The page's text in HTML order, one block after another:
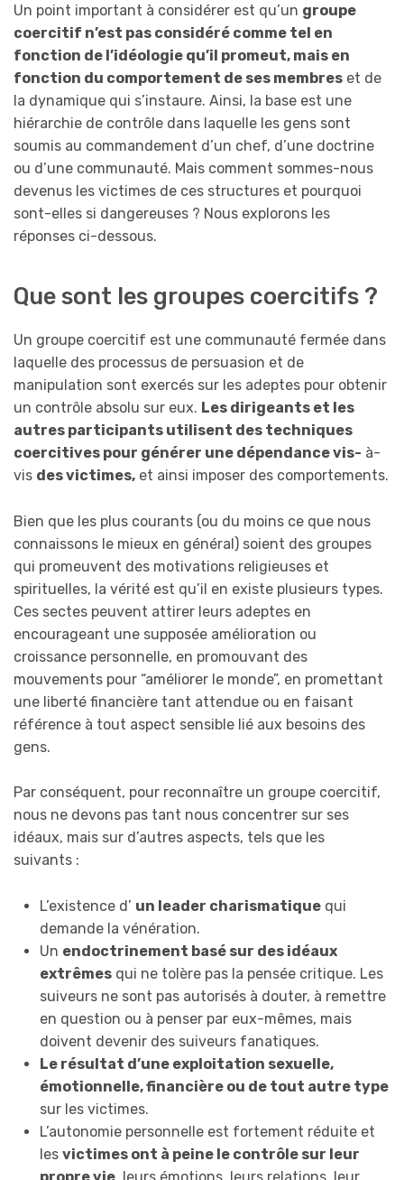
Un point important à considérer est qu’un groupe
coercitif n’est pas considéré comme tel en
fonction de l’idéologie qu’il promeut, mais en
fonction du comportement de ses membres et de
la dynamique qui s’instaure. Ainsi, la base est une
hiérarchie de contrôle dans laquelle les gens sont
soumis au commandement d’un chef, d’une doctrine
ou d’une communauté. Mais comment sommes-nous
devenus les victimes de ces structures et pourquoi
sont-elles si dangereuses ? Nous explorons les
réponses ci-dessous.
Que sont les groupes coercitifs ?
Un groupe coercitif est une communauté fermée dans
laquelle des processus de persuasion et de
manipulation sont exercés sur les adeptes pour obtenir
un contrôle absolu sur eux. Les dirigeants et les
autres participants utilisent des techniques
coercitives pour générer une dépendance vis- à-
vis des victimes, et ainsi imposer des comportements.
Bien que les plus courants (ou du moins ce que nous
connaissons le mieux en général) soient des groupes
qui promeuvent des motivations religieuses et
spirituelles, la vérité est qu’il en existe plusieurs types.
Ces sectes peuvent attirer leurs adeptes en
encourageant une supposée amélioration ou
croissance personnelle, en promouvant des
mouvements pour “améliorer le monde”, en promettant
une liberté financière tant attendue ou en faisant
référence à tout aspect sensible lié aux besoins des
gens.
Par conséquent, pour reconnaître un groupe coercitif,
nous ne devons pas tant nous concentrer sur ses
idéaux, mais sur d’autres aspects, tels que les
suivants :
L’existence d’ un leader charismatiquequi
demande la vénération.
Un endoctrinement basé sur des idéaux
extrêmesqui ne tolère pas la pensée critique. Les
suiveurs ne sont pas autorisés à douter, à remettre
en question ou à penser par eux-mêmes, mais
doivent devenir des suiveurs fanatiques.
Le résultat d’une exploitation sexuelle,
émotionnelle, financière ou de tout autre type
sur les victimes.
L’autonomie personnelle est fortement réduite et
les victimes ont à peine le contrôle sur leur